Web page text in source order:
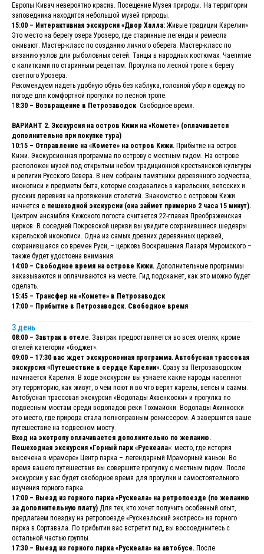
Европы Кивач невероятно красив. Посещение Музея природы. На территории
заповедника находится небольшой музей природы.
15:00 – Интерактивная экскурсия «Двор Халла: Живые традиции Карелии»
Это место на берегу озера Урозеро, где старинные легенды и ремесла
оживают. Мастер-класс по созданию личного оберега. Мастер-класс по
вязанию узлов для рыболовных сетей. Танцы в народных костюмах. Чаепитие
с калитками по старинным рецептам. Прогулка по лесной тропе к берегу
светлого Урозера.
Рекомендуем надеть удобную обувь без каблука, головной убор и одежду по
погоде для комфортной прогулки по лесной тропе.
1 8:30 – Возвращение в Петрозаводск . Свободное время.
ВАРИАНТ 2. Экскурсия на остров Кижи на «Комете» (оплачивается
дополнительно при покупке тура)
10:15 – Отправление на «Комете» на остров Кижи. Прибытие на остров
Кижи. Экскурсионная программа по острову с местным гидом. На острове
расположен музей под открытым небом традиционной крестьянской культуры
и религии Русского Севера. В нем собраны памятники деревянного зодчества,
иконописи и предметы быта, которые создавались в карельских, вепсских и
русских деревнях на протяжении столетий. Знакомство с островом Кижи
начнется с пешеходной экскурсии (она займет примерно 2 часа 15 минут).
Центром ансамбля Кижского погоста считается 22-главая Преображенская
церков. В соседней Покровской церкви вы увидите сохранившиеся шедевры
карельской иконописи. Одна из самых древних деревянных церквей,
сохранившаяся со времен Руси, – церковь Воскрешения Лазаря Муромского –
также будет удостоена внимания.
14:00 – Свободное время на острове Кижи. Дополнительные программы
заказываются и оплачиваются на месте. Гид подскажет, как это можно будет
сделать.
15:45 – Трансфер на «Комете» в Петрозаводск
17:00 – Прибытие в Петрозаводск. Свободное время
3 день
08:00 – Завтрак в отеле. Завтрак предоставляется во всех отелях, кроме
отелей категории «бюджет».
09:00 – 17:30 вас ждет экскурсионная программа. Автобусная трассовая
экскурсия «Путешествие в сердце Карелии». Сразу за Петрозаводском
начинается Карелия. В ходе экскурсии вы узнаете какие народы населяют
эту территорию, как живут, о чём поют и во что верят карелы, вепсы и саамы.
Автобусная трассовая экскурсия «Водопады Ахвенкоски» и прогулка по
подвесным мостам среди водопадов реки Тохмайоки. Водопады Ахинкоски
это место, где природа стала полноправным режиссером. А завершится ваше
путешествие на подвесном мосту.
Вход на экотропу оплачивается дополнительно по желанию.
Пешеходная экскурсия «Горный парк «Рускеала»: место, где история
высечена в мраморе» Центр парка – легендарный Мраморный каньон. Во
время вашего путешествия вы совершите прогулку с местным гидом. После
экскурсии у вас будет свободное время для прогулки и самостоятельного
изучения горного парка.
17:00 – Выезд из горного парка «Рускеала» на ретропоезде (по желанию
за дополнительную плату) Для тех, кто хочет получить особенный опыт,
предлагаем поездку на ретропоезде «Рускеальский экспресс» из горного
парка в Сортавала. По прибытии вас встретит гид, вы воссоединитесь с
остальной частью группы.
17:30 – Выезд из горного парка «Рускеала» на автобусе. После